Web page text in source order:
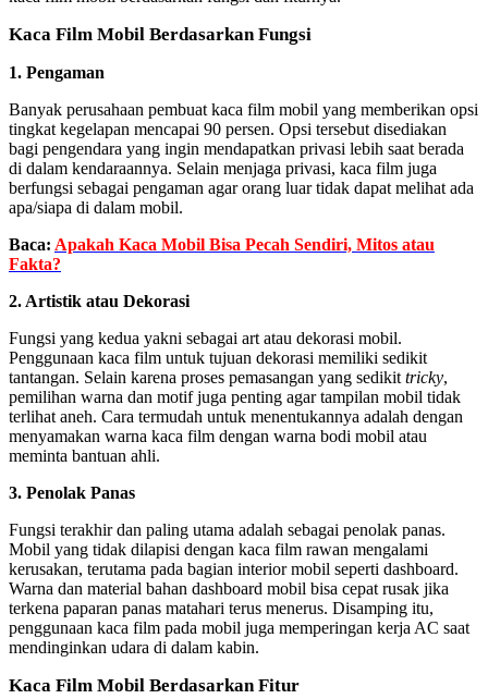
Kaca Film Mobil Berdasarkan Fungsi
1. Pengaman
Banyak perusahaan pembuat kaca film mobil yang memberikan opsi
tingkat kegelapan mencapai 90 persen. Opsi tersebut disediakan
bagi pengendara yang ingin mendapatkan privasi lebih saat berada
di dalam kendaraannya. Selain menjaga privasi, kaca film juga
berfungsi sebagai pengaman agar orang luar tidak dapat melihat ada
apa/siapa di dalam mobil.
Baca: Apakah Kaca Mobil Bisa Pecah Sendiri, Mitos atau
Fakta?
2. Artistik atau Dekorasi
Fungsi yang kedua yakni sebagai art atau dekorasi mobil.
Penggunaan kaca film untuk tujuan dekorasi memiliki sedikit
tantangan. Selain karena proses pemasangan yang sedikittricky,
pemilihan warna dan motif juga penting agar tampilan mobil tidak
terlihat aneh. Cara termudah untuk menentukannya adalah dengan
menyamakan warna kaca film dengan warna bodi mobil atau
meminta bantuan ahli.
3. Penolak Panas
Fungsi terakhir dan paling utama adalah sebagai penolak panas.
Mobil yang tidak dilapisi dengan kaca film rawan mengalami
kerusakan, terutama pada bagian interior mobil seperti dashboard.
Warna dan material bahan dashboard mobil bisa cepat rusak jika
terkena paparan panas matahari terus menerus. Disamping itu,
penggunaan kaca film pada mobil juga memperingan kerja AC saat
mendinginkan udara di dalam kabin.
Kaca Film Mobil Berdasarkan Fitur